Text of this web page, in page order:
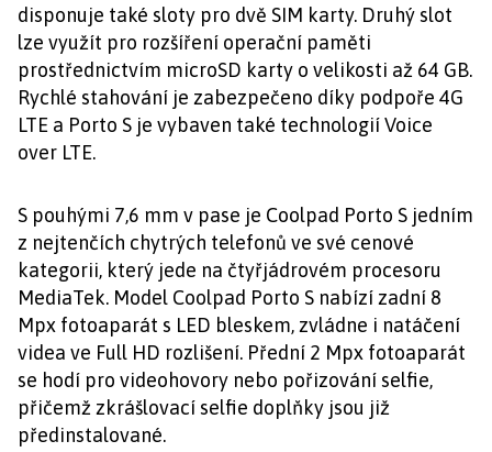
disponuje také sloty pro dvě SIM karty. Druhý slot
lze využít pro rozšíření operační paměti
prostřednictvím microSD karty o velikosti až 64 GB.
Rychlé stahování je zabezpečeno díky podpoře 4G
LTE a Porto S je vybaven také technologií Voice
over LTE.
S pouhými 7,6 mm v pase je Coolpad Porto S jedním
z nejtenčích chytrých telefonů ve své cenové
kategorii, který jede na čtyřjádrovém procesoru
MediaTek. Model Coolpad Porto S nabízí zadní 8
Mpx fotoaparát s LED bleskem, zvládne i natáčení
videa ve Full HD rozlišení. Přední 2 Mpx fotoaparát
se hodí pro videohovory nebo pořizování selfie,
přičemž zkrášlovací selfie doplňky jsou již
předinstalované.